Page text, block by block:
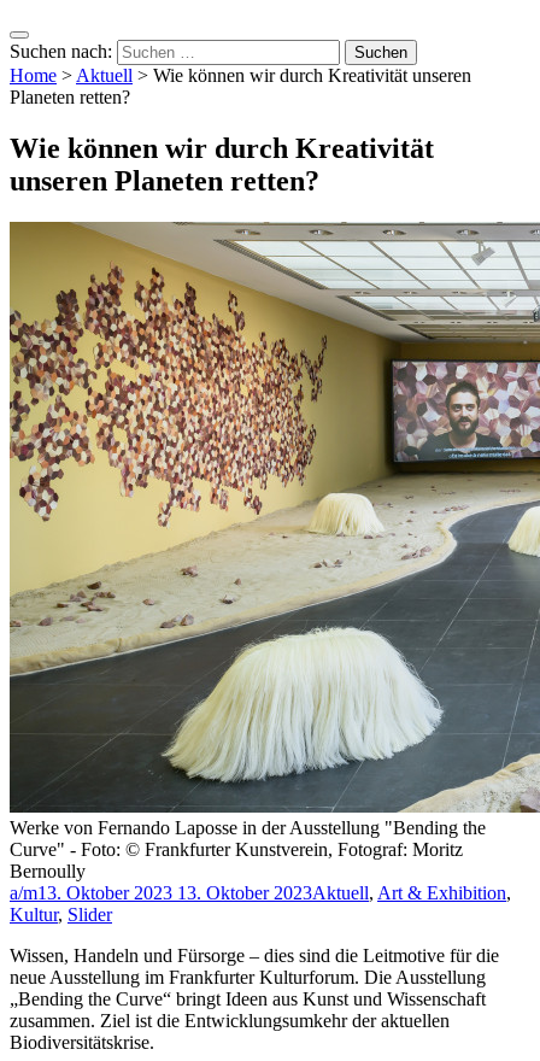
Suchen nach:
Home >Aktuell > Wie können wir durch Kreativität unseren
Planeten retten?
Wie können wir durch Kreativität
unseren Planeten retten?
Werke von Fernando Laposse in der Ausstellung "Bending the
Curve" - Foto: © Frankfurter Kunstverein, Fotograf: Moritz
Bernoully
a/m13. Oktober 2023 13. Oktober 2023Aktuell, Art & Exhibition,
Kultur, Slider
Wissen, Handeln und Fürsorge – dies sind die Leitmotive für die
neue Ausstellung im Frankfurter Kulturforum. Die Ausstellung
„Bending the Curve“ bringt Ideen aus Kunst und Wissenschaft
zusammen. Ziel ist die Entwicklungsumkehr der aktuellen
Biodiversitätskrise.